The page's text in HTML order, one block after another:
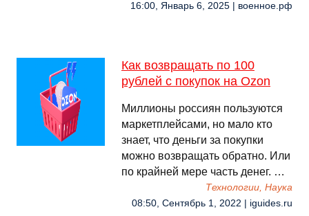
16:00, Январь 6, 2025 | военное.рф
Как возвращать по 100
рублей с покупок на Ozon
Миллионы россиян пользуются
маркетплейсами, но мало кто
знает, что деньги за покупки
можно возвращать обратно. Или
по крайней мере часть денег. …
Технологии, Наука
08:50, Сентябрь 1, 2022 | iguides.ru